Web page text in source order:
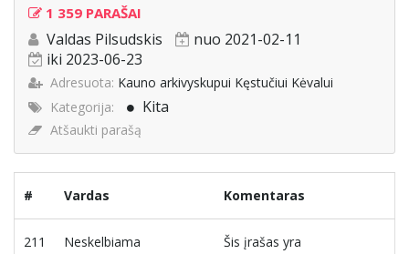
1 359 PARAŠAI
Valdas Pilsudskis
nuo 2021-02-11
iki 2023-06-23
Adresuota: Kauno arkivyskupui Kęstučiui Kėvalui
Kategorija:
Kita
Atšaukti parašą
# Vardas Komentaras
211
Neskelbiama
Šis įrašas yra